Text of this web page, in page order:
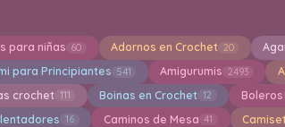
para niñas 60 Adornos en Crochet 20
para Principiantes 541 Amigurumis 2493
crochet 111 Boinas en Crochet 12 Boleros
16 Caminos de Mesa 41